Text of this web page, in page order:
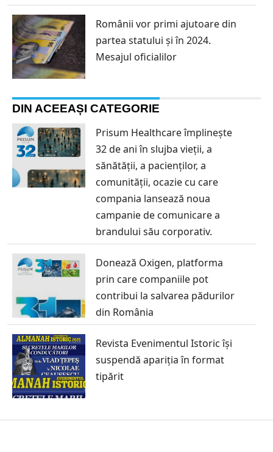
Românii vor primi ajutoare din
partea statului și în 2024.
Mesajul oficialilor
DIN ACEEAȘI CATEGORIE
Prisum Healthcare împlinește
32 de ani în slujba vieții, a
sănătății, a pacienților, a
comunității, ocazie cu care
compania lansează noua
campanie de comunicare a
brandului său corporativ.
Donează Oxigen, platforma
prin care companiile pot
contribui la salvarea pădurilor
din România
Revista Evenimentul Istoric își
suspendă apariția în format
tipărit